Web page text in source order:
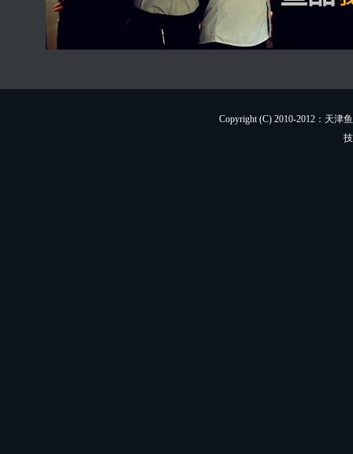
Copyright (C) 2010-2012：天津